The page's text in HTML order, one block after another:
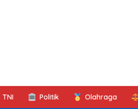
TNI Politik Olahraga